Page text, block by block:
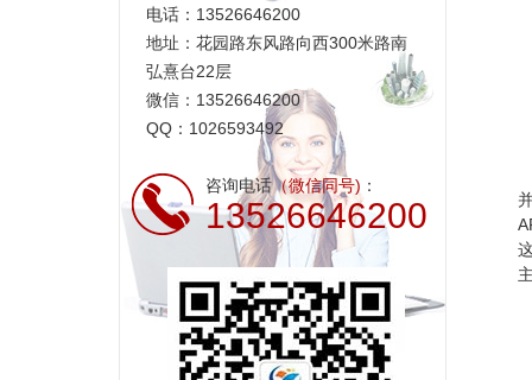
电话：13526646200
地址：花园路东风路向西300米路南
弘熹台22层
微信：13526646200
QQ：1026593492
咨询电话（微信同号) ：
13526646200